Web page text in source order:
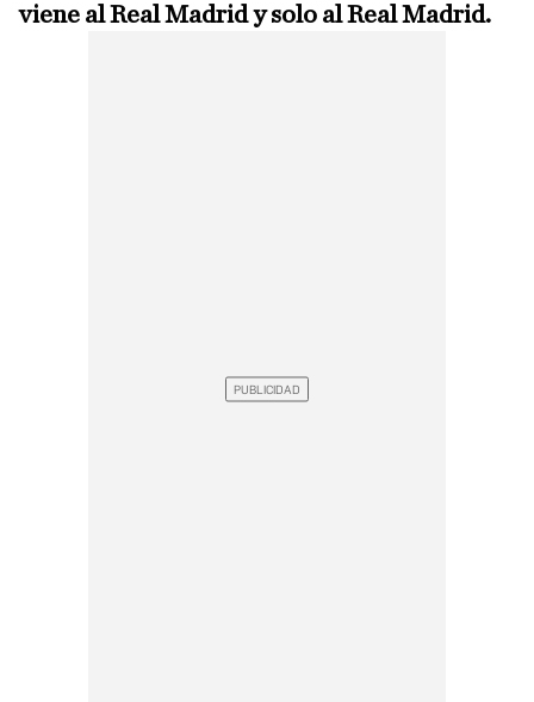
viene al Real Madrid y solo al Real Madrid.